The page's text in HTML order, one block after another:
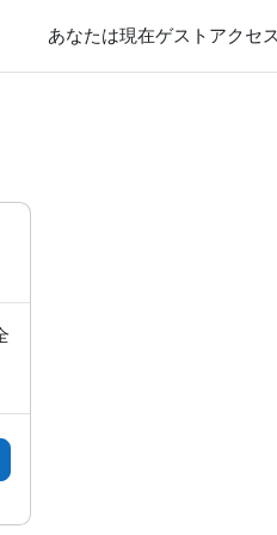
あなたは現在ゲストアクセ